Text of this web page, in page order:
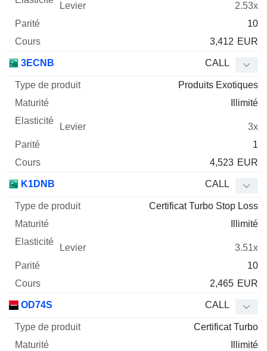
2.53x
10
3,412 EUR
3ECNB CALL
Produits Exotiques
Illimité
3x
1
4,523 EUR
K1DNB CALL
Certificat Turbo Stop Loss
Illimité
3.51x
10
2,465 EUR
OD74S CALL
Certificat Turbo
Illimité